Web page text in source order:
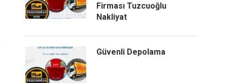
Firması Tuzcuoğlu
Nakliyat
Güvenli Depolama